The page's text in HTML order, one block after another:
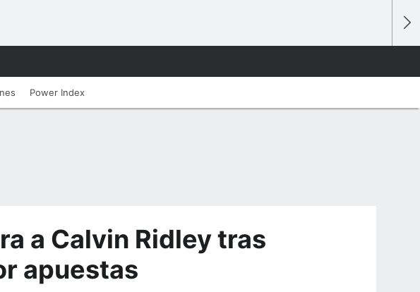
Power Index
a Calvin Ridley tras
apuestas